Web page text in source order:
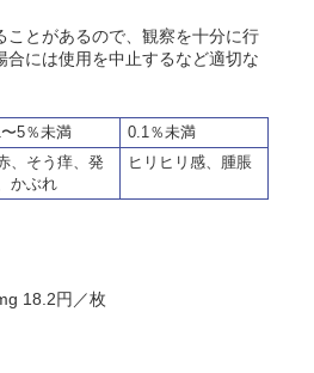
ことがあるので、観察を十分に行
合には使用を中止するなど適切な
5％未満
0.1％未満
、そう痒、発
かぶれ
ヒリヒリ感、腫脹
18.2円／枚